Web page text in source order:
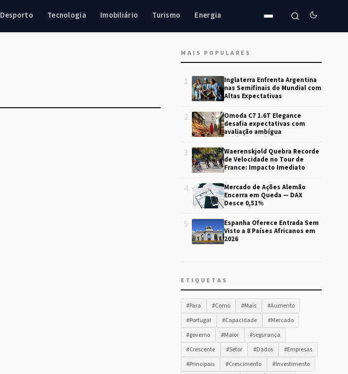
Desporto Tecnologia Imobiliário Turismo Energia
MAIS POPULARES
1
Inglaterra Enfrenta Argentina
nas Semifinais do Mundial com
Altas Expectativas
2
Omoda C7 1.6T Elegance
desafia expectativas com
avaliação ambígua
3
Waerenskjold Quebra Recorde
de Velocidade no Tour de
France: Impacto Imediato
4
Mercado de Ações Alemão
Encerra em Queda — DAX
Desce 0,51%
5
Espanha Oferece Entrada Sem
Visto a 8 Países Africanos em
2026
ETIQUETAS
#Para #Como #Mais
#Aumento
#Portugal
#Capacidade
#Mercado
#governo
#Maior
#segurança
#Crescente
#Setor #Dados
#Empresas
#Principais
#Crescimento
#Investimento